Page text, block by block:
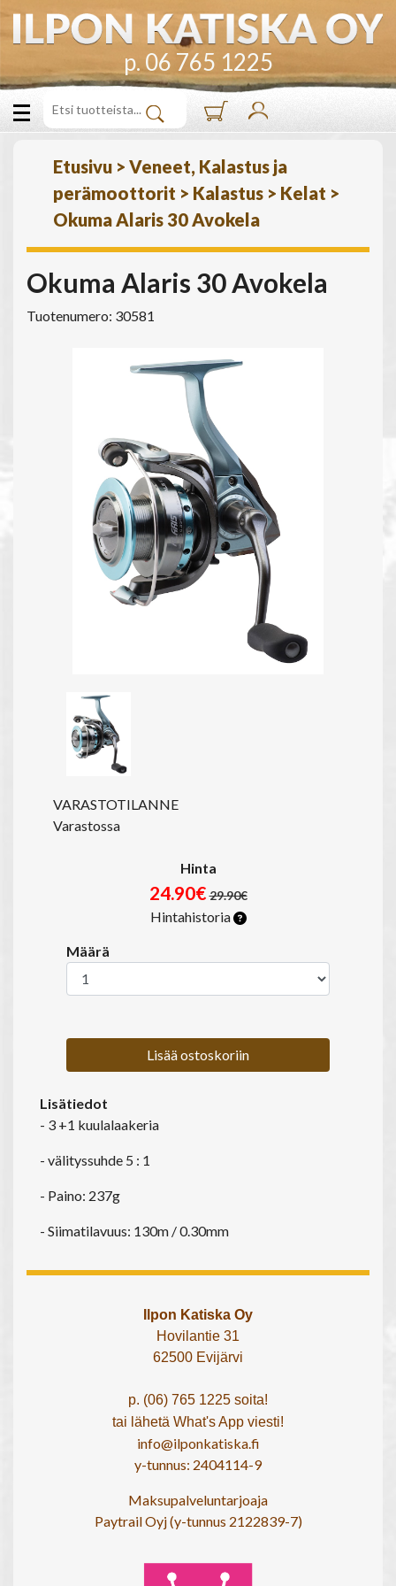
p. 06 765 1225
Etusivu > Veneet, Kalastus ja
perämoottorit > Kalastus > Kelat >
Okuma Alaris 30 Avokela
Okuma Alaris 30 Avokela
Tuotenumero: 30581
VARASTOTILANNE
Varastossa
Hinta
24.90€ 29.90€
Hintahistoria
Määrä
Lisää ostoskoriin
Lisätiedot
- 3 +1 kuulalaakeria
- välityssuhde 5 : 1
- Paino: 237g
- Siimatilavuus: 130m / 0.30mm
Ilpon Katiska Oy
Hovilantie 31
62500 Evijärvi
p. (06) 765 1225 soita!
tai lähetä What's App viesti!
info@ilponkatiska.fi
y-tunnus: 2404114-9
Maksupalveluntarjoaja
Paytrail Oyj (y-tunnus 2122839-7)